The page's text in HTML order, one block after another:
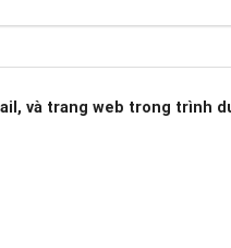
và trang web trong trình